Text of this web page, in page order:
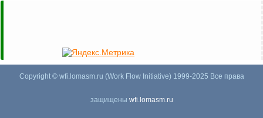
Copyright © wfi.lomasm.ru (Work Flow Initiative) 1999-2025 Все права
защищены wfi.lomasm.ru